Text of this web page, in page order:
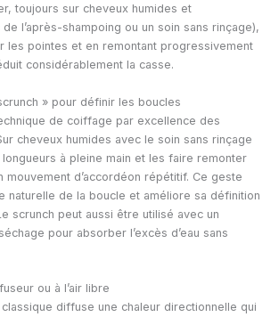
toujours sur cheveux humides et
l’après-shampoing ou un soin sans rinçage),
les pointes et en remontant progressivement
considérablement la casse.
» pour définir les boucles
de coiffage par excellence des
cheveux humides avec le soin sans rinçage
à pleine main et les faire remonter
mouvement d’accordéon répétitif. Ce geste
naturelle de la boucle et améliore sa définition
scrunch peut aussi être utilisé avec un
pour absorber l’excès d’eau sans
ou à l’air libre
diffuse une chaleur directionnelle qui